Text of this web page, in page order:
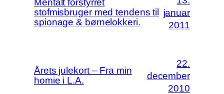
Mentalt forstyrret
stofmisbruger med tendens til
spionage & børnelokkeri.
januar
2011
Årets julekort – Fra min
homie i L.A.
22.
december
2010